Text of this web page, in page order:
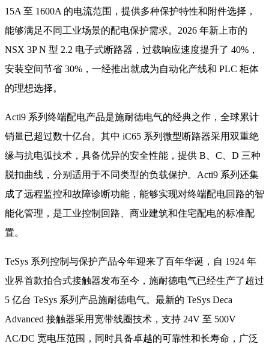
15A 至 1600A 的电流范围，提供多种保护特性和附件选择，
能够满足不同工业场景的配电保护需求。2026 年新上市的
NSX 3P N 型 2.2 电子式断路器，过载响应速度提升了 40%，
安装空间节省 30%，一经推出就成为自动化产线和 PLC 柜体
的理想选择。
Acti9 系列终端配电产品是施耐德电气的经典之作，全球累计
销量已超过数十亿台。其中 iC65 系列微型断路器采用双重绝
缘与抗电弧技术，具备优异的安全性能，提供 B、C、D 三种
脱扣曲线，分别适用于不同类型的负载保护。Acti9 系列还集
成了远程监控和故障诊断功能，能够实现对终端配电回路的智
能化管理，是工业控制回路、商业建筑和住宅配电的标准配
置。
TeSys 系列控制与保护产品今年迎来了百年华诞，自 1924 年
业界首款拍合式接触器发布至今，施耐德电气已经生产了超过
5 亿台 TeSys 系列产品施耐德电气。最新的 TeSys Deca
Advanced 接触器采用宽带线圈技术，支持 24V 至 500V
AC/DC 宽电压范围，同时具备卓越的可靠性和长寿命，广泛